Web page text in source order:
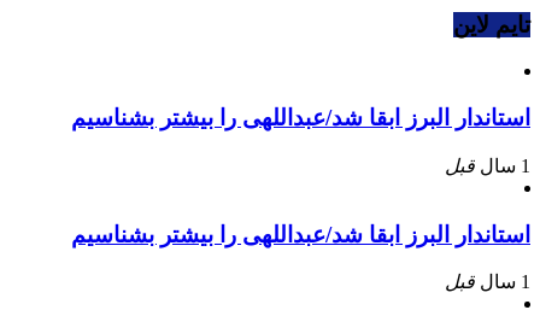
تایم لاین
استاندار البرز ابقا شد/عبداللهی را بیشتر بشناسیم
1 سال قبل
استاندار البرز ابقا شد/عبداللهی را بیشتر بشناسیم
1 سال قبل